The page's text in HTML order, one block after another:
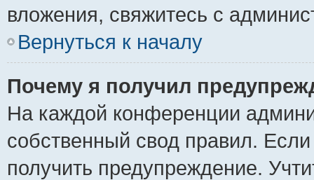
вложения, свяжитесь с
Вернуться к началу
Почему я получил
На каждой конференции
собственный свод правил.
получить предупреждение.